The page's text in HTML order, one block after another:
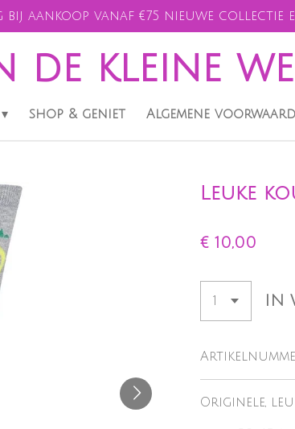
bij aankoop vanaf €75 nieuwe collectie
de kleine
shop & geniet Algemene
Leuke
€ 10,00
IN
Originele,